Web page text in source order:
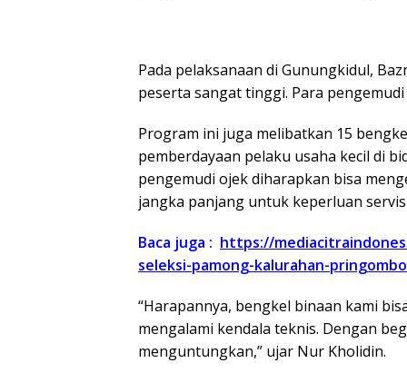
Pada pelaksanaan di Gunungkidul,
peserta sangat tinggi. Para
Program ini juga melibatkan 15
pemberdayaan pelaku usaha kecil di
pengemudi ojek diharapkan bisa
jangka panjang untuk keperluan
Baca juga : https://
seleksi-pamong-kalurahan-
“Harapannya, bengkel binaan kami
mengalami kendala teknis. Dengan
menguntungkan,” ujar Nur Kholidin.